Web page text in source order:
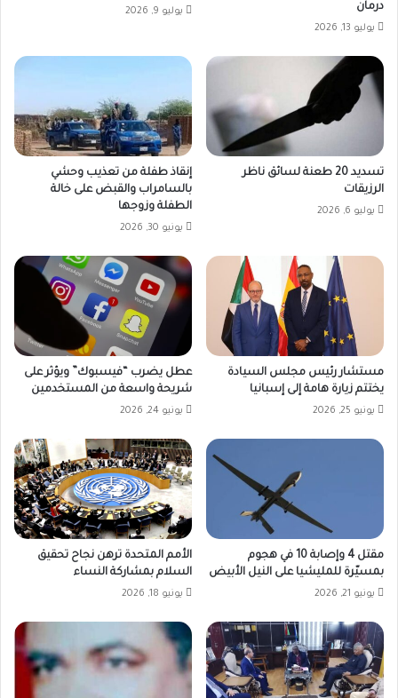
درمان
يوليو 13, 2026
يوليو 9, 2026
تسديد 20 طعنة لسائق ناظر
الرزيقات
يوليو 6, 2026
إنقاذ طفلة من تعذيب وحشي
بالسامراب والقبض على خالة
الطفلة وزوجها
يونيو 30, 2026
مستشار رئيس مجلس السيادة
يختتم زيارة هامة إلى إسبانيا
يونيو 25, 2026
عطل يضرب “فيسبوك” ويؤثر على
شريحة واسعة من المستخدمين
يونيو 24, 2026
مقتل 4 وإصابة 10 في هجوم
بمسيّرة للمليشيا على النيل الأبيض
يونيو 21, 2026
الأمم المتحدة ترهن نجاح تحقيق
السلام بمشاركة النساء
يونيو 18, 2026